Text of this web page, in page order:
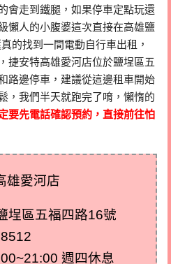
會走到鐵腿，如果停車定點玩還
懶人的小腹婆這次直接在高雄鹽
的找到一間電動自行車出租，
捷安特高雄愛河店位於鹽埕區五
路邊停車，建議從這邊租車開始
，我們半天就跑完了唷，懶惰的
要先電話確認預約，直接前往怕
雄愛河店
埕區五福四路16號
週四休息